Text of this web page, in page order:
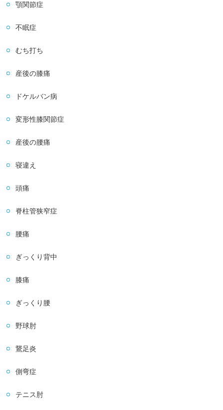
顎関節症
不眠症
むち打ち
産後の膝痛
ドケルバン病
変形性膝関節症
産後の腰痛
寝違え
頭痛
脊柱管狭窄症
腰痛
ぎっくり背中
膝痛
ぎっくり腰
野球肘
鵞足炎
側弯症
テニス肘